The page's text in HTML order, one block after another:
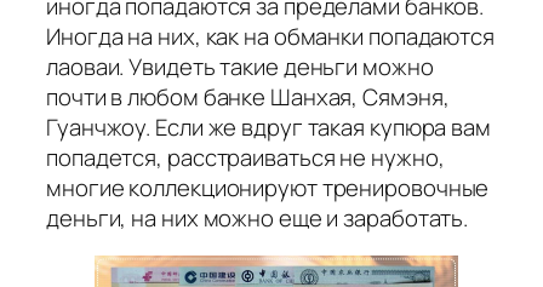
Иногда на них, как на обманки попадаются
лаоваи. Увидеть такие деньги можно
почти в любом банке Шанхая, Сямэня,
Гуанчжоу. Если же вдруг такая купюра вам
попадется, расстраиваться не нужно,
многие коллекционируют тренировочные
деньги, на них можно еще и заработать.